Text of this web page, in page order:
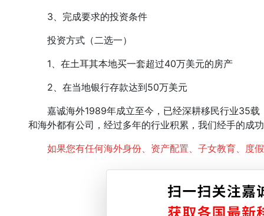
3、完成要求的投资条件
投资方式（二选一）
1、在土耳其本地买一套超过40万美元的房产
2、在当地银行存款达到50万美元
嘉诚海外1989年成立至今，已经深耕移民行业35载
和海外都有公司，经过多年的行业积累，我们经手的成
如果您有任何海外身份、资产配置、子女教育、度